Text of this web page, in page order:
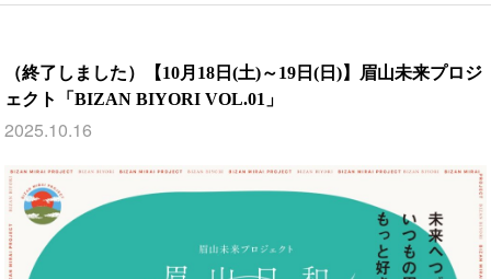
（終了しました）【10月18日(土)～19日(日)】眉山未来プロジ
ェクト「BIZAN BIYORI VOL.01」
2025.10.16